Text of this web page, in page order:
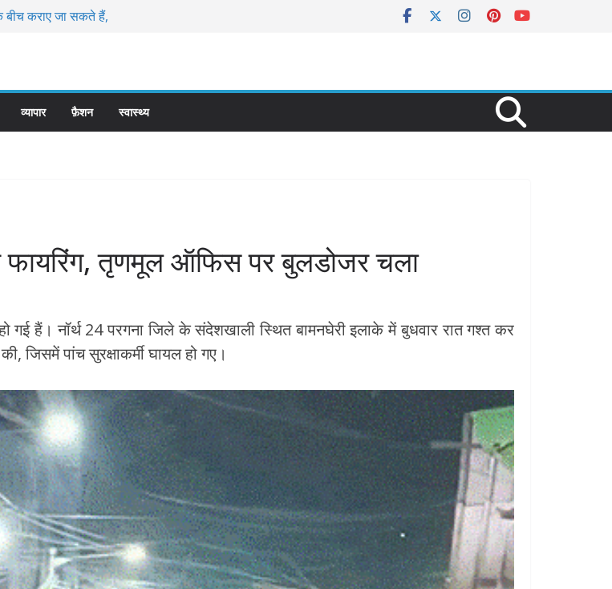
में फैसला
बीच कराए जा सकते हैं,
हमला, 2 हालत
व्यापार फ़ैशन स्वास्थ्य
फायरिंग, तृणमूल ऑफिस पर बुलडोजर चला
गई हैं। नॉर्थ 24 परगना जिले के संदेशखाली स्थित बामनघेरी इलाके में बुधवार रात गश्त कर
जिसमें पांच सुरक्षाकर्मी घायल हो गए।